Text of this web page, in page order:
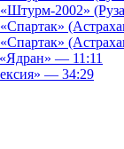
2002»
— 11:11
— 34:29